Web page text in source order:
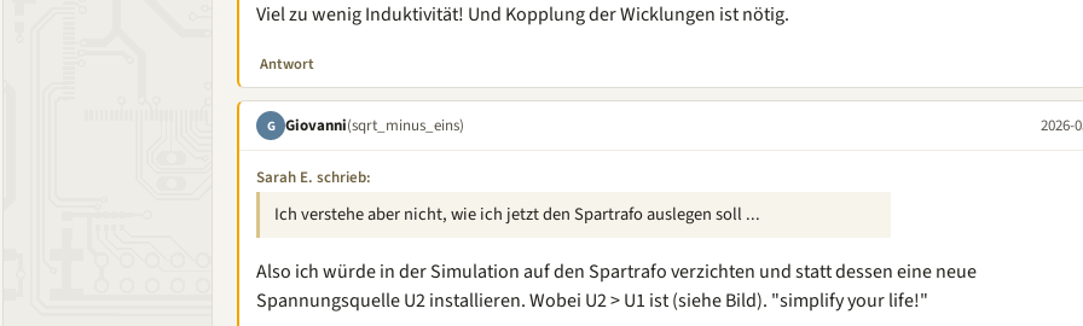
Viel zu wenig Induktivität! Und Kopplung der Wicklungen ist nötig.
Antwort
G Giovanni(sqrt_minus_eins) 2026-
Sarah E. schrieb:
Ich verstehe aber nicht, wie ich jetzt den Spartrafo auslegen soll ...
Also ich würde in der Simulation auf den Spartrafo verzichten und statt dessen eine neue
Spannungsquelle U2 installieren. Wobei U2 > U1 ist (siehe Bild). "simplify your life!"